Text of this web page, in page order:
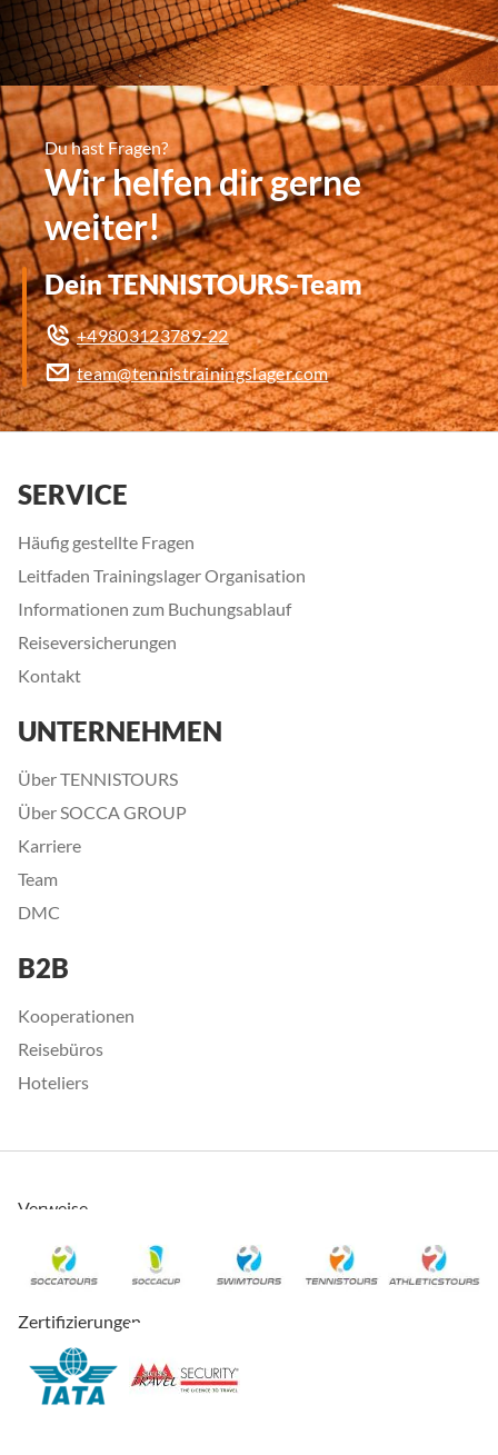
Du hast Fragen?
Wir helfen dir gerne
weiter!
Dein TENNISTOURS-Team
+49803123789-22
team@tennistrainingslager.com
SERVICE
Häufig gestellte Fragen
Leitfaden Trainingslager Organisation
Informationen zum Buchungsablauf
Reiseversicherungen
Kontakt
UNTERNEHMEN
Über TENNISTOURS
Über SOCCA GROUP
Karriere
Team
DMC
B2B
Kooperationen
Reisebüros
Hoteliers
Verweise
Zertifizierungen